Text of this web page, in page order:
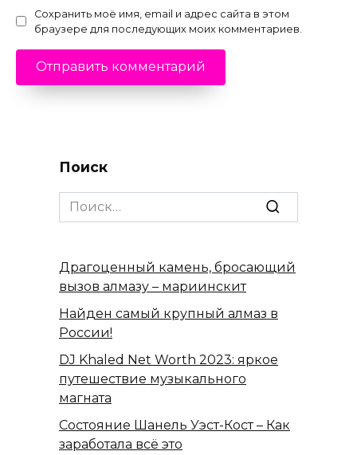
Сохранить моё имя, email и адрес сайта в этом
браузере для последующих моих комментариев.
Поиск
Search
for:
Драгоценный камень, бросающий
вызов алмазу – мариинскит
Найден самый крупный алмаз в
России!
DJ Khaled Net Worth 2023: яркое
путешествие музыкального
магната
Состояние Шанель Уэст-Кост – Как
заработала всё это